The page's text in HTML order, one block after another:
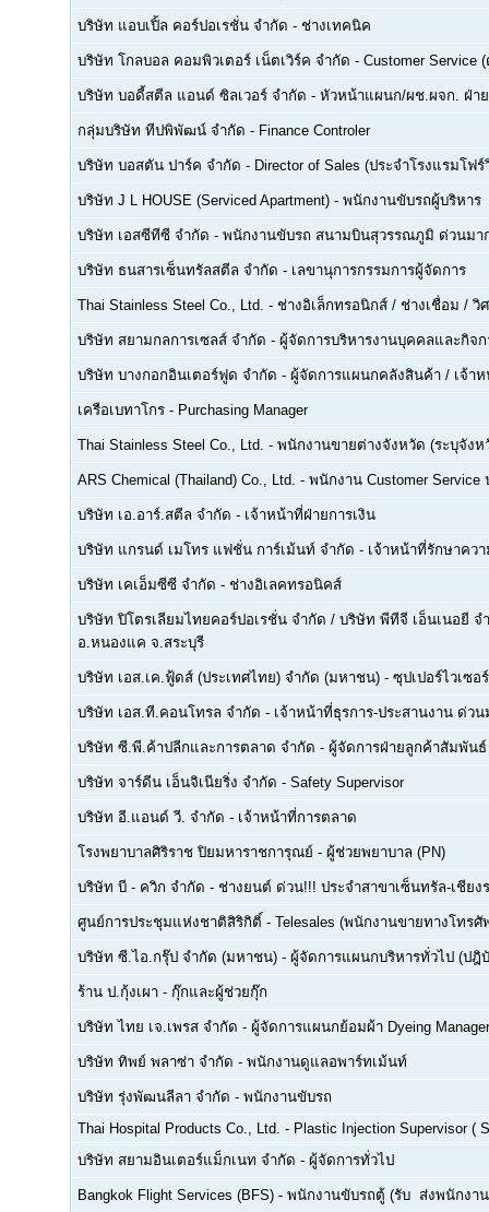
บริษัท แอบเปิ้ล คอร์ปอเรชั่น จำกัด - ช่างเทคนิค
บริษัท โกลบอล คอมพิวเตอร์ เน็ตเวิร์ค จำกัด - Customer Service
บริษัท บอดี้สตีล แอนด์ ซิลเวอร์ จำกัด - หัวหน้าแผนก/ผช.ผจก. ฝ่า
กลุ่มบริษัท ทีปพิพัฒน์ จำกัด - Finance Controler
บริษัท บอสตัน ปาร์ค จำกัด - Director of Sales (ประจำโรงแรมโ
บริษัท J L HOUSE (Serviced Apartment) - พนักงานขับรถผู้บริหาร
บริษัท เอสซีทีซี จำกัด - พนักงานขับรถ สนามบินสุวรรณภูมิ ด่วนมา
บริษัท ธนสารเซ็นทรัลสตีล จำกัด - เลขานุการกรรมการผู้จัดการ
Thai Stainless Steel Co., Ltd. - ช่างอิเล็กทรอนิกส์ / ช่างเชื่อม / วิ
บริษัท สยามกลการเซลส์ จำกัด - ผู้จัดการบริหารงานบุคคลและกิจก
บริษัท บางกอกอินเตอร์ฟูด จำกัด - ผู้จัดการแผนกคลังสินค้า / เจ้า
เครือเบทาโกร - Purchasing Manager
Thai Stainless Steel Co., Ltd. - พนักงานขายต่างจังหวัด (ระบุจังห
ARS Chemical (Thailand) Co., Ltd. - พนักงาน Customer Service
บริษัท เอ.อาร์.สตีล จำกัด - เจ้าหน้าที่ฝ่ายการเงิน
บริษัท แกรนด์ เมโทร แฟชั่น การ์เม้นท์ จำกัด - เจ้าหน้าที่รักษาคว
บริษัท เคเอ็มซีซี จำกัด - ช่างอิเลคทรอนิคส์
บริษัท ปิโตรเลียมไทยคอร์ปอเรชั่น จำกัด / บริษัท พีทีจี เอ็นเนอยี จ
อ.หนองแค จ.สระบุรี
บริษัท เอส.เค.ฟู้ดส์ (ประเทศไทย) จำกัด (มหาชน) - ซุปเปอร์ไวเซ
บริษัท เอส.ที.คอนโทรล จำกัด - เจ้าหน้าที่ธุรการ-ประสานงาน ด่วน
บริษัท ซี.พี.ค้าปลีกและการตลาด จำกัด - ผู้จัดการฝ่ายลูกค้าสัมพันธ์
บริษัท จาร์ดีน เอ็นจิเนียริ่ง จำกัด - Safety Supervisor
บริษัท อี.แอนด์ วี. จำกัด - เจ้าหน้าที่การตลาด
โรงพยาบาลศิริราช ปิยมหาราชการุณย์ - ผู้ช่วยพยาบาล (PN)
บริษัท บี - ควิก จำกัด - ช่างยนต์ ด่วน!!! ประจำสาขาเซ็นทรัล-เชียง
ศูนย์การประชุมแห่งชาติสิริกิติ์ - Telesales (พนักงานขายทางโทร
บริษัท ซี.ไอ.กรุ๊ป จำกัด (มหาชน) - ผู้จัดการแผนกบริหารทั่วไป (ปฎิ
ร้าน ป.กุ้งเผา - กุ๊กและผู้ช่วยกุ๊ก
บริษัท ไทย เจ.เพรส จำกัด - ผู้จัดการแผนกย้อมผ้า Dyeing Manager
บริษัท ทิพย์ พลาซ่า จำกัด - พนักงานดูแลอพาร์ทเม้นท์
บริษัท รุ่งพัฒนลีลา จำกัด - พนักงานขับรถ
Thai Hospital Products Co., Ltd. - Plastic Injection Supervisor (
บริษัท สยามอินเตอร์แม็กเนท จำกัด - ผู้จัดการทั่วไป
Bangkok Flight Services (BFS) - พนักงานขับรถตู้ (รับ  ส่งพนักงา